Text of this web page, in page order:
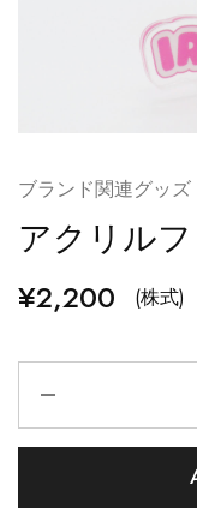
ブランド関連グッズ
アクリル
¥2,200 (株式)